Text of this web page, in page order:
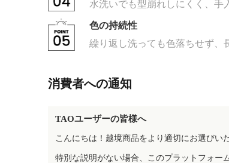
水洗いでも型崩れしにくく、手
色の持続性
繰り返し洗っても色落ちせず、
消費者への通知
TAOユーザーの皆様へ
こんにちは！越境商品をより適切にお選びい
特別な説明がない場合、このプラットフォー